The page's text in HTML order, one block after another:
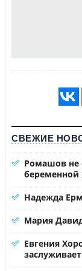
СВЕЖИЕ
Ромашов не
Надежда
Мария
Евгения
заслуживает